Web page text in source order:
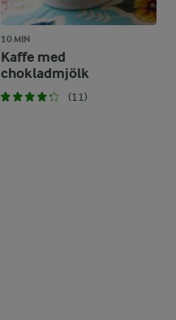
10 MIN
Kaffe med
chokladmjölk
(11)